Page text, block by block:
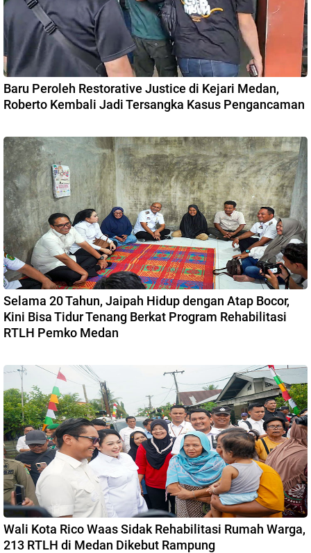
Baru Peroleh Restorative Justice di Kejari Medan,
Roberto Kembali Jadi Tersangka Kasus Pengancaman
Selama 20 Tahun, Jaipah Hidup dengan Atap Bocor,
Kini Bisa Tidur Tenang Berkat Program Rehabilitasi
RTLH Pemko Medan
Wali Kota Rico Waas Sidak Rehabilitasi Rumah Warga,
213 RTLH di Medan Dikebut Rampung